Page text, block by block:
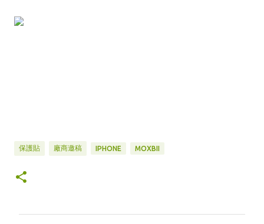
保護貼 廠商邀稿 IPHONE MOXBII